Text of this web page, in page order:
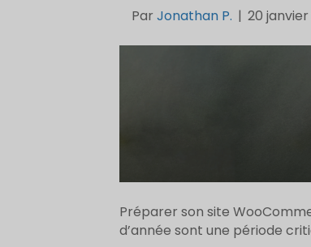
Par Jonathan P. | 20
Préparer son site
d’année sont une période